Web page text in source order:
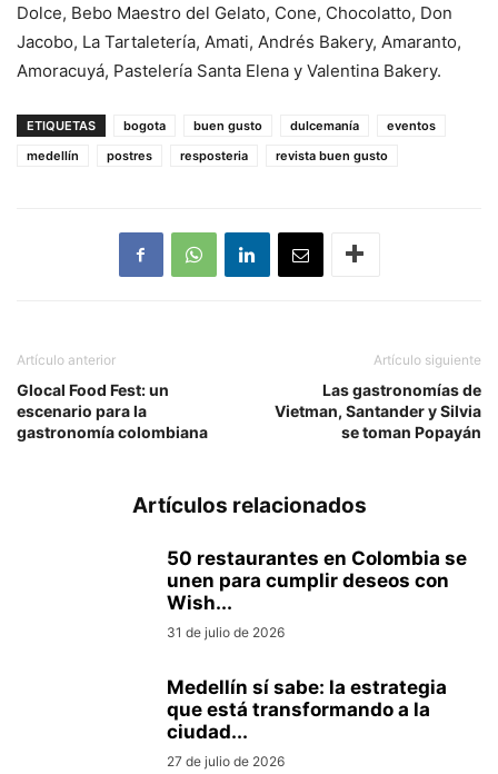
Dolce, Bebo Maestro del Gelato, Cone, Chocolatto, Don
Jacobo, La Tartaletería, Amati, Andrés Bakery, Amaranto,
Amoracuyá, Pastelería Santa Elena y Valentina Bakery.
ETIQUETAS bogota buen gusto dulcemanía
eventos
medellín
postres resposteria revista buen gusto
Artículo anterior
Glocal Food Fest: un
escenario para la
gastronomía colombiana
Artículo siguiente
Las gastronomías de
Vietman, Santander y Silvia
se toman Popayán
Artículos relacionados
50 restaurantes en Colombia se
unen para cumplir deseos con
Wish...
31 de julio de 2026
Medellín sí sabe: la estrategia
que está transformando a la
ciudad...
27 de julio de 2026